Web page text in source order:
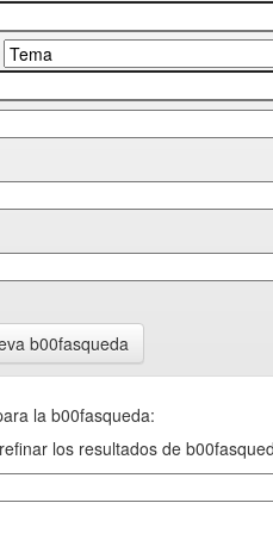
b00fasqueda
la b00fasqueda:
los resultados de